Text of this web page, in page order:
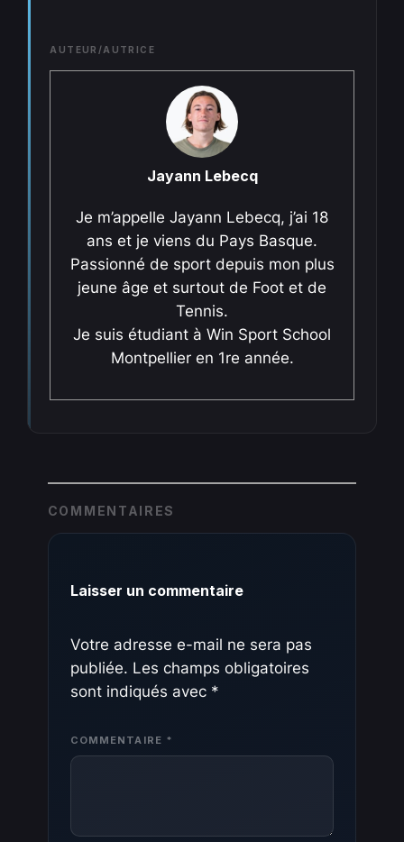
AUTEUR/AUTRICE
Jayann Lebecq
Je m’appelle Jayann Lebecq, j’ai 18
ans et je viens du Pays Basque.
Passionné de sport depuis mon plus
jeune âge et surtout de Foot et de
Tennis.
Je suis étudiant à Win Sport School
Montpellier en 1re année.
COMMENTAIRES
Laisser un commentaire
Votre adresse e-mail ne sera pas
publiée. Les champs obligatoires
sont indiqués avec *
COMMENTAIRE *